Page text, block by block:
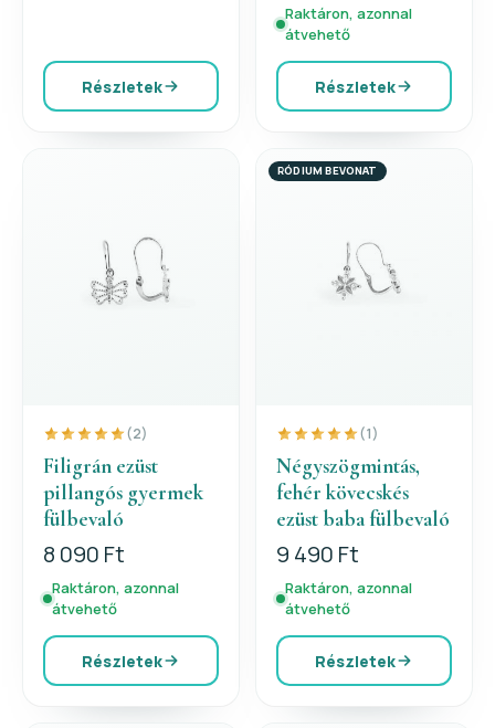
Részletek
Raktáron, azonnal
átvehető
Részletek
(2)
Filigrán ezüst
pillangós gyermek
fülbevaló
8 090 Ft
Raktáron, azonnal
átvehető
Részletek
RÓDIUM BEVONAT
(1)
Négyszögmintás,
fehér kövecskés
ezüst baba fülbevaló
9 490 Ft
Raktáron, azonnal
átvehető
Részletek